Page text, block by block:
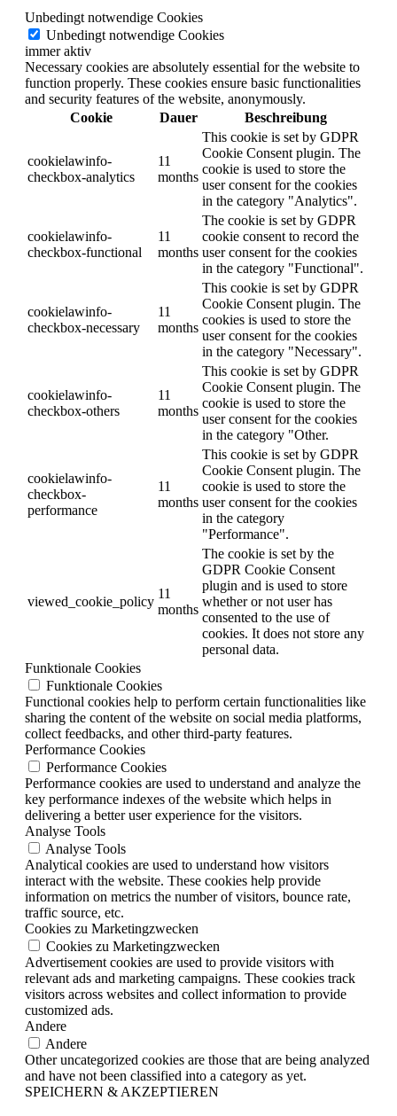
Unbedingt notwendige Cookies
Unbedingt notwendige Cookies
immer aktiv
Necessary cookies are absolutely essential for the website to
function properly. These cookies ensure basic functionalities
and security features of the website, anonymously.
Cookie
Dauer Beschreibung
cookielawinfo-
checkbox-analytics
11
months
This cookie is set by GDPR
Cookie Consent plugin. The
cookie is used to store the
user consent for the cookies
in the category "Analytics".
cookielawinfo-
checkbox-functional
11
months
The cookie is set by GDPR
cookie consent to record the
user consent for the cookies
in the category "Functional".
cookielawinfo-
checkbox-necessary
11
months
This cookie is set by GDPR
Cookie Consent plugin. The
cookies is used to store the
user consent for the cookies
in the category "Necessary".
cookielawinfo-
checkbox-others
11
months
This cookie is set by GDPR
Cookie Consent plugin. The
cookie is used to store the
user consent for the cookies
in the category "Other.
cookielawinfo-
checkbox-
performance
11
months
This cookie is set by GDPR
Cookie Consent plugin. The
cookie is used to store the
user consent for the cookies
in the category
"Performance".
viewed_cookie_policy
11
months
The cookie is set by the
GDPR Cookie Consent
plugin and is used to store
whether or not user has
consented to the use of
cookies. It does not store any
personal data.
Funktionale Cookies
Funktionale Cookies
Functional cookies help to perform certain functionalities like
sharing the content of the website on social media platforms,
collect feedbacks, and other third-party features.
Performance Cookies
Performance Cookies
Performance cookies are used to understand and analyze the
key performance indexes of the website which helps in
delivering a better user experience for the visitors.
Analyse Tools
Analyse Tools
Analytical cookies are used to understand how visitors
interact with the website. These cookies help provide
information on metrics the number of visitors, bounce rate,
traffic source, etc.
Cookies zu Marketingzwecken
Cookies zu Marketingzwecken
Advertisement cookies are used to provide visitors with
relevant ads and marketing campaigns. These cookies track
visitors across websites and collect information to provide
customized ads.
Andere
Andere
Other uncategorized cookies are those that are being analyzed
and have not been classified into a category as yet.
SPEICHERN & AKZEPTIEREN